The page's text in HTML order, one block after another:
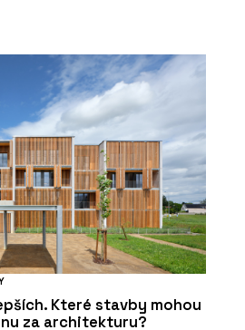
Které stavby mohou
za architekturu?